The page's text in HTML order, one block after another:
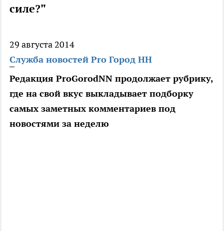
силе?"
29 августа 2014
Служба новостей Pro Город НН
Редакция ProGorodNN продолжает рубрику,
где на свой вкус выкладывает подборку
самых заметных комментариев под
новостями за неделю